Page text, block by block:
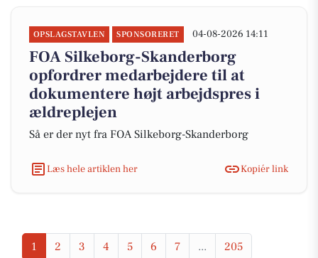
OPSLAGSTAVLEN SPONSORERET 04-08-2026 14:11
FOA Silkeborg-Skanderborg
opfordrer medarbejdere til at
dokumentere højt arbejdspres i
ældreplejen
Så er der nyt fra FOA Silkeborg-Skanderborg
Læs hele artiklen her Kopiér link
1 2 3 4 5 6 7 ... 205